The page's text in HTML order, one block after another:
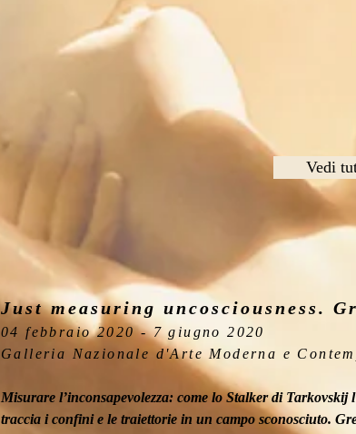
Vedi
Just measuring uncosciousness.
04 febbraio 2020 - 7 giugno 2020
Galleria Nazionale d'Arte Moderna e
Misurare l’inconsapevolezza: come lo Stalker di Tarkovskij
traccia i confini e le traiettorie in un campo sconosciuto.